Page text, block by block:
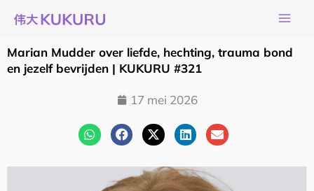
naar
de
inhoud
Marian Mudder over liefde, hechting, trauma bond
en jezelf bevrijden | KUKURU #321
17 mei 2026